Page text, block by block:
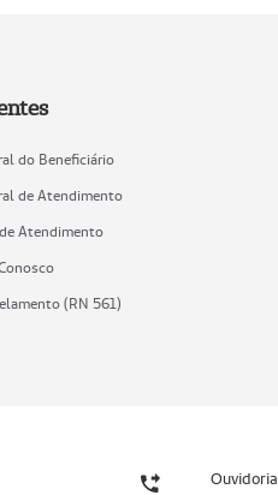
do Beneficiário
de Atendimento
Atendimento
(RN 561)
Ouvidoria